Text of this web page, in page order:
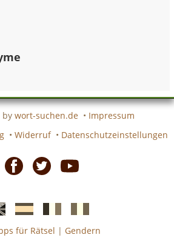
by wort-suchen.de • Impressum
• Widerruf • Datenschutzeinstellungen
Spanischefranzösicheitalienische
für Rätsel | Gendern